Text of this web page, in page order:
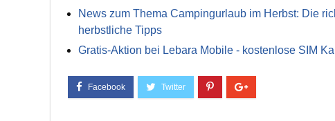
News zum Thema Campingurlaub im Herbst: Die
herbstliche Tipps
Gratis-Aktion bei Lebara Mobile - kostenlose SIM